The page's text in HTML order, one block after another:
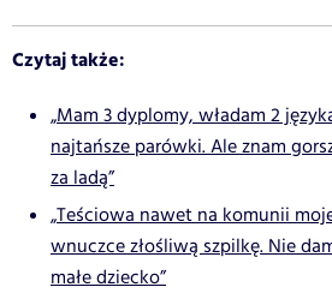
Czytaj także:
„Mam 3 dyplomy, władam 2
najtańsze parówki. Ale znam
za ladą”
„Teściowa nawet na komunii
wnuczce złośliwą szpilkę. Nie
małe dziecko”